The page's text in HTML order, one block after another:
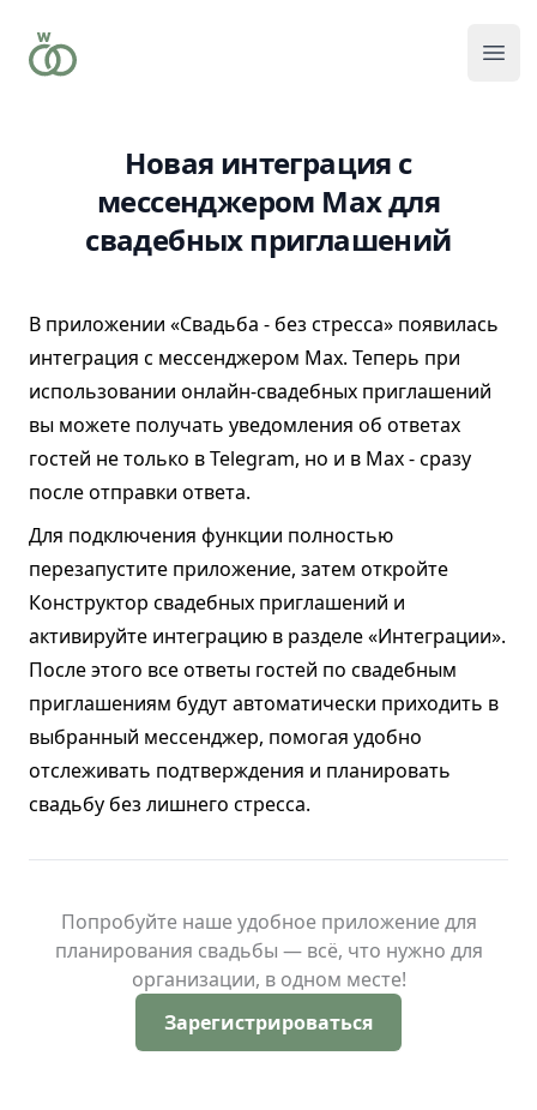
Новая интеграция с
мессенджером Max для
свадебных приглашений
В приложении «Свадьба - без стресса» появилась
интеграция с мессенджером Max. Теперь при
использовании онлайн-свадебных приглашений
вы можете получать уведомления об ответах
гостей не только в Telegram, но и в Max - сразу
после отправки ответа.
Для подключения функции полностью
перезапустите приложение, затем откройте
Конструктор свадебных приглашений и
активируйте интеграцию в разделе «Интеграции».
После этого все ответы гостей по свадебным
приглашениям будут автоматически приходить в
выбранный мессенджер, помогая удобно
отслеживать подтверждения и планировать
свадьбу без лишнего стресса.
Попробуйте наше удобное приложение для
планирования свадьбы — всё, что нужно для
организации, в одном месте!
Зарегистрироваться